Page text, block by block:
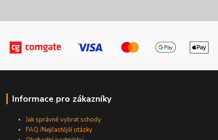
Informace pro zákazníky
Jak správně vybrat schody
FAQ /Nejčastější otázky